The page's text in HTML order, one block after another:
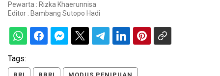
Pewarta : Rizka Khaerunnisa
Editor : Bambang Sutopo Hadi
Tags: